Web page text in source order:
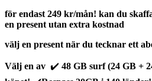
för endast 249 kr/mån! kan du
en present utan extra kostnad
välj en present när du tecknar ett
Välj en av ✔️ 48 GB surf (24 GB +